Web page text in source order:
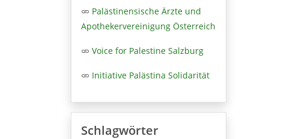
Palästinensische Ärzte und
Apothekervereinigung Österreich
Voice for Palestine Salzburg
Initiative Palästina Solidarität
Schlagwörter